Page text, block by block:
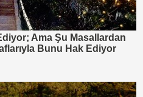
Ama Şu Masallardan
Bunu Hak Ediyor